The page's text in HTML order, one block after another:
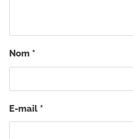
Nom *
E-mail *